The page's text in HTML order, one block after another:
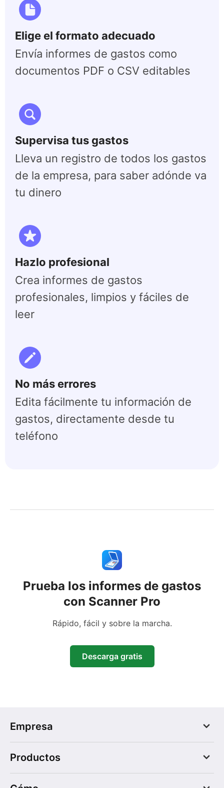
Elige el formato adecuado
Envía informes de gastos como
documentos PDF o CSV editables
Supervisa tus gastos
Lleva un registro de todos los gastos
de la empresa, para saber adónde va
tu dinero
Hazlo profesional
Crea informes de gastos
profesionales, limpios y fáciles de
leer
No más errores
Edita fácilmente tu información de
gastos, directamente desde tu
teléfono
Prueba los informes de gastos
con Scanner Pro
Rápido, fácil y sobre la marcha.
Descarga gratis
Empresa
Acerca de nosotros
Productos